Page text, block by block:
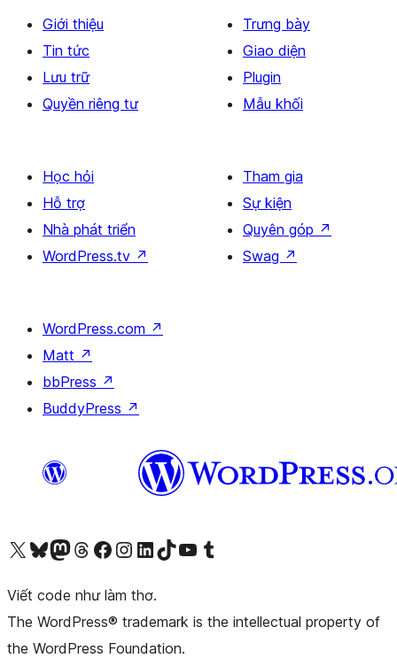
Giới thiệu
Tin tức
Lưu trữ
Quyền riêng tư
Trưng bày
Giao diện
Plugin
Mẫu khối
Học hỏi
Hỗ trợ
Nhà phát triển
WordPress.tv ↗
Tham gia
Sự kiện
Quyên góp ↗
Swag ↗
WordPress.com ↗
Matt ↗
bbPress ↗
BuddyPress ↗
Truy cập tài khoản X (trước đây là Twitter) của chúng tôiVisit our Bluesky account
Visit our Mastodon account
Visit our Threads account
Xem trang Facebook của chúng tôiTruy cập tài khoản Instagram của chúng tôi Truy cập tài khoản LinkedIn của chúng tôiVisit our TikTok account
Truy cập kênh YouTube của chúng tôi Visit our Tumblr account
Viết code như làm thơ.
The WordPress® trademark is the intellectual property of
the WordPress Foundation.